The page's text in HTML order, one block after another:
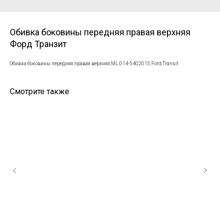
Обивка боковины передняя правая верхняя
Форд Транзит
Обивка боковины передняя правая верхняя ML.014-5402015 Ford Transit
Смотрите также